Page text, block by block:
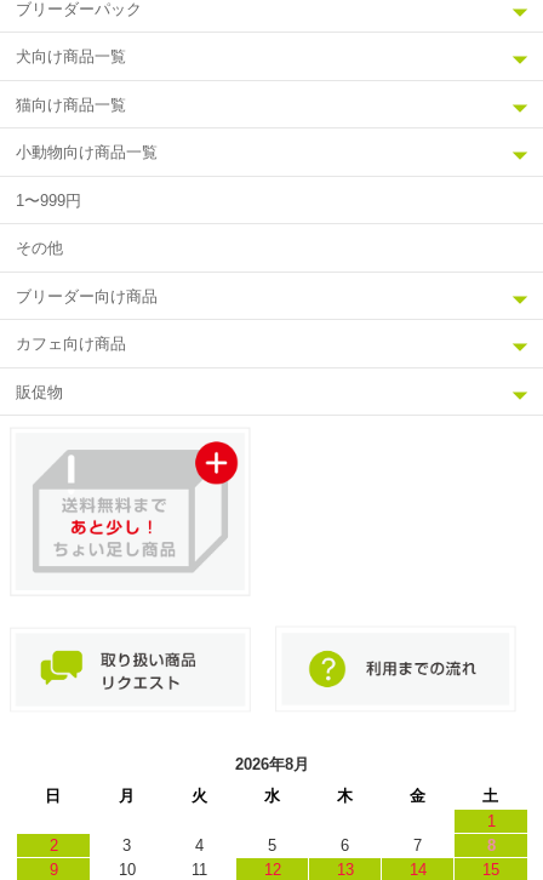
ブリーダーパック
犬向け商品一覧
猫向け商品一覧
小動物向け商品一覧
1〜999円
その他
ブリーダー向け商品
カフェ向け商品
販促物
2026年8月
日
月 火 水 木 金
土
1
2
3 4 5 6 7
8
9
10 11 12 13 14
15